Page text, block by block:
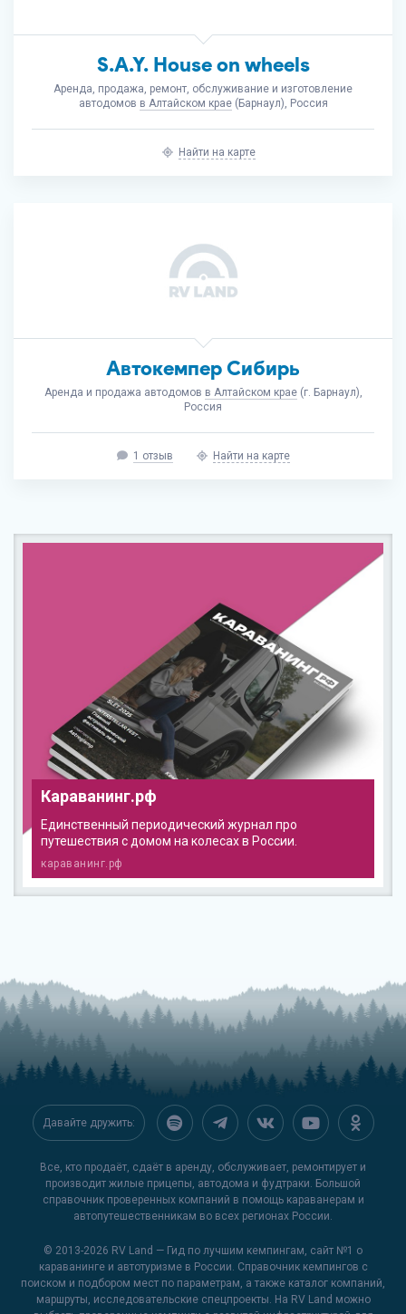
S.A.Y. House on wheels
Аренда, продажа, ремонт, обслуживание и изготовление
автодомов в Алтайском крае(Барнаул), Россия
Найти на карте
Автокемпер Сибирь
Аренда и продажа автодомов в Алтайском крае(г. Барнаул),
Россия
1 отзыв Найти на карте
Караванинг.рф
Единственный периодический журнал про
путешествия с домом на колесах в России.
караванинг.рф
Давайте дружить:
Все, кто продаёт, сдаёт в аренду, обслуживает, ремонтирует и
производит жилые прицепы, автодома и фудтраки. Большой
справочник проверенных компаний в помощь караванерам и
автопутешественникам во всех регионах России.
© 2013-2026 RV Land — Гид по лучшим кемпингам, сайт №1 о
караванинге и автотуризме в России. Справочник кемпингов с
поиском и подбором мест по параметрам, а также каталог компаний,
маршруты, исследовательские спецпроекты. На RV Land можно